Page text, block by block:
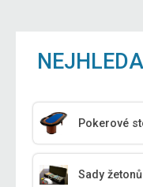
Pokerové
Sady žetonů